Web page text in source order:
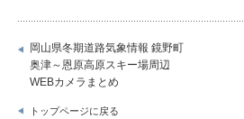
岡山県冬期道路気象情報 鏡野町
奥津～恩原高原スキー場周辺
WEBカメラまとめ
トップページに戻る